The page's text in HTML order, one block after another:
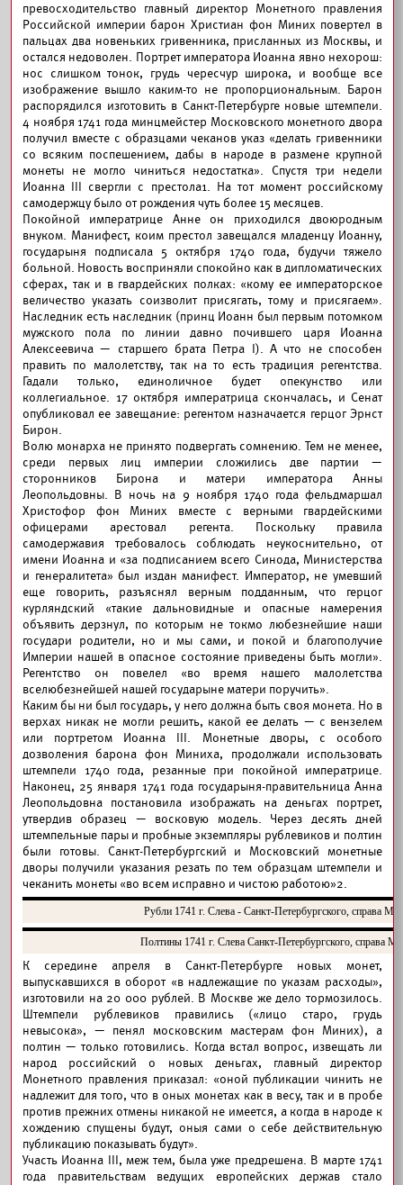
превосходительство главный директор Монетного правления
Российской империи барон Христиан фон Миних повертел в
пальцах два новеньких гривенника, присланных из Москвы, и
остался недоволен. Портрет императора Иоанна явно нехорош:
нос слишком тонок, грудь чересчур широка, и вообще все
изображение вышло каким-то не пропорциональным. Барон
распорядился изготовить в Санкт-Петербурге новые штемпели.
4 ноября 1741 года минцмейстер Московского монетного двора
получил вместе с образцами чеканов указ «делать гривенники
со всяким поспешением, дабы в народе в размене крупной
монеты не могло чиниться недостатка». Спустя три недели
Иоанна III свергли с престола1. На тот момент российскому
самодержцу было от рождения чуть более 15 месяцев.
Покойной императрице Анне он приходился двоюродным
внуком. Манифест, коим престол завещался младенцу Иоанну,
государыня подписала 5 октября 1740 года, будучи тяжело
больной. Новость восприняли спокойно как в дипломатических
сферах, так и в гвардейских полках: «кому ее императорское
величество указать соизволит присягать, тому и присягаем».
Наследник есть наследник (принц Иоанн был первым потомком
мужского пола по линии давно почившего царя Иоанна
Алексеевича — старшего брата Петра I). А что не способен
править по малолетству, так на то есть традиция регентства.
Гадали только, единоличное будет опекунство или
коллегиальное. 17 октября императрица скончалась, и Сенат
опубликовал ее завещание: регентом назначается герцог Эрнст
Бирон.
Волю монарха не принято подвергать сомнению. Тем не менее,
среди первых лиц империи сложились две партии —
сторонников Бирона и матери императора Анны
Леопольдовны. В ночь на 9 ноября 1740 года фельдмаршал
Христофор фон Миних вместе с верными гвардейскими
офицерами арестовал регента. Поскольку правила
самодержавия требовалось соблюдать неукоснительно, от
имени Иоанна и «за подписанием всего Синода, Министерства
и генералитета» был издан манифест. Император, не умевший
еще говорить, разъяснял верным подданным, что герцог
курляндский «такие дальновидные и опасные намерения
объявить дерзнул, по которым не токмо любезнейшие наши
государи родители, но и мы сами, и покой и благополучие
Империи нашей в опасное состояние приведены быть могли».
Регентство он повелел «во время нашего малолетства
вселюбезнейшей нашей государыне матери поручить».
Каким бы ни был государь, у него должна быть своя монета. Но в
верхах никак не могли решить, какой ее делать — с вензелем
или портретом Иоанна III. Монетные дворы, с особого
дозволения барона фон Миниха, продолжали использовать
штемпели 1740 года, резанные при покойной императрице.
Наконец, 25 января 1741 года государыня-правительница Анна
Леопольдовна постановила изображать на деньгах портрет,
утвердив образец — восковую модель. Через десять дней
штемпельные пары и пробные экземпляры рублевиков и полтин
были готовы. Санкт-Петербургский и Московский монетные
дворы получили указания резать по тем образцам штемпели и
чеканить монеты «во всем исправно и чистою работою»2.
Рубли 1741 г. Слева - Санкт-Петербургского, справа
Полтины 1741 г. Слева Санкт-Петербургского, справа
К середине апреля в Санкт-Петербурге новых монет,
выпускавшихся в оборот «в надлежащие по указам расходы»,
изготовили на 20 000 рублей. В Москве же дело тормозилось.
Штемпели рублевиков правились («лицо старо, грудь
невысока», — пенял московским мастерам фон Миних), а
полтин — только готовились. Когда встал вопрос, извещать ли
народ российский о новых деньгах, главный директор
Монетного правления приказал: «оной публикации чинить не
надлежит для того, что в оных монетах как в весу, так и в пробе
против прежних отмены никакой не имеется, а когда в народе к
хождению спущены будут, оныя сами о себе действительную
публикацию показывать будут».
Участь Иоанна III, меж тем, была уже предрешена. В марте 1741
года правительствам ведущих европейских держав стало